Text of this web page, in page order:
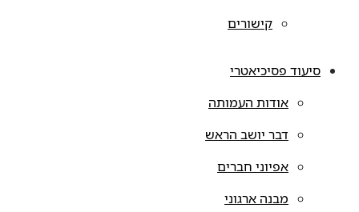
קישורים
סיעוד פסיכיאטרי
אודות העמותה
דבר יושב הראש
אפיוני חברים
מבנה ארגוני